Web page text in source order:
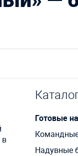
в
Готовые
Надувные